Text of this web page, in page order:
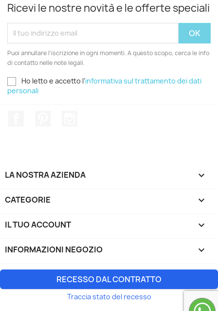
Ricevi le nostre novità e le offerte speciali
Puoi annullare l'iscrizione in ogni momenti. A questo scopo, cerca le info
di contatto nelle note legali.
Ho letto e accetto l'informativa sul trattamento dei dati
personali
LA NOSTRA AZIENDA 
CATEGORIE 
IL TUO ACCOUNT 
INFORMAZIONI NEGOZIO keyboard_arrow_down
RECESSO DAL CONTRATTO
Traccia stato del recesso